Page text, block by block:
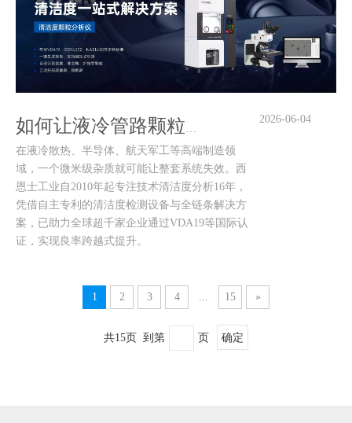
在液冷散热、半导体、航天军工等高端制造领
域，一个微米级杂质就可能让整套系统失效。西
恩士工业自2010年起专注技术清洁度分析16年，
凭借自主专利的清洁度检测设备与全链条解决方
案，已助力全球超千家企业通过VDA19等国际认
证，实现良率跨越式提升。
2026-06-04
1 2 3 4 15 »
共15页 到第 页 确定